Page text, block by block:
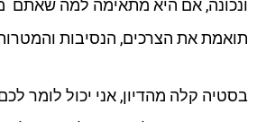
ונכונה, אם היא מתאימה למה שאתם
תואמת את הצרכים, הנסיבות
בסטיה קלה מהדיון, אני יכול לומר